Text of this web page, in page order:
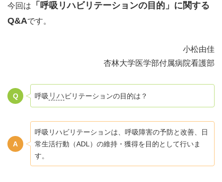
今回は
「呼吸リハビリテーションの目的」に関する
Q&Aです。
小松由佳
杏林大学医学部付属病院看護部
呼吸 リハビリテーションの目的は？
呼吸リハビリテーションは、呼吸障害の予防と改善、日
常生活行動（ADL）の維持・獲得を目的として行いま
す。